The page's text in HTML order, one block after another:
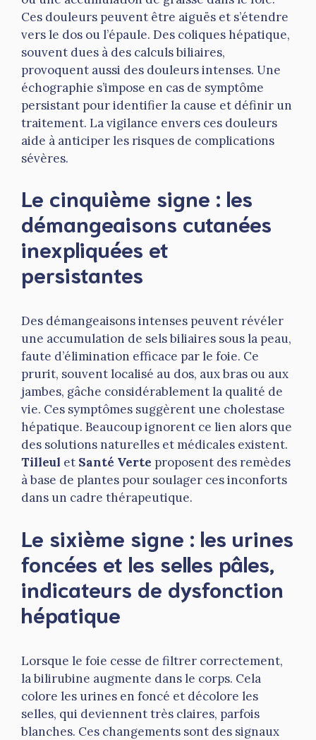
Ces douleurs peuvent être aiguës et s’étendre
vers le dos ou l’épaule. Des coliques hépatique,
souvent dues à des calculs biliaires,
provoquent aussi des douleurs intenses. Une
échographie s’impose en cas de symptôme
persistant pour identifier la cause et définir un
traitement. La vigilance envers ces douleurs
aide à anticiper les risques de complications
sévères.
Le cinquième signe : les
démangeaisons cutanées
inexpliquées et
persistantes
Des démangeaisons intenses peuvent révéler
une accumulation de sels biliaires sous la peau,
faute d’élimination efficace par le foie. Ce
prurit, souvent localisé au dos, aux bras ou aux
jambes, gâche considérablement la qualité de
vie. Ces symptômes suggèrent une cholestase
hépatique. Beaucoup ignorent ce lien alors que
des solutions naturelles et médicales existent.
Tilleul et Santé Verte proposent des remèdes
à base de plantes pour soulager ces inconforts
dans un cadre thérapeutique.
Le sixième signe : les urines
foncées et les selles pâles,
indicateurs de dysfonction
hépatique
Lorsque le foie cesse de filtrer correctement,
la bilirubine augmente dans le corps. Cela
colore les urines en foncé et décolore les
selles, qui deviennent très claires, parfois
blanches. Ces changements sont des signaux